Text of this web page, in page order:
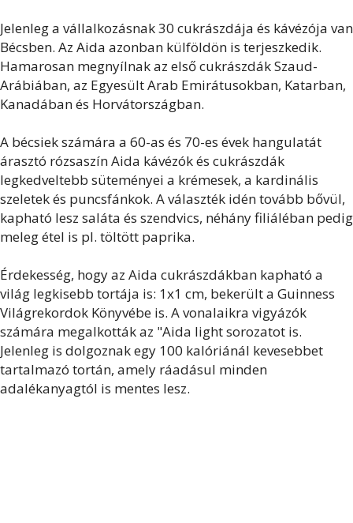
Jelenleg a vállalkozásnak 30 cukrászdája és kávézója van
Bécsben. Az Aida azonban külföldön is terjeszkedik.
Hamarosan megnyílnak az első cukrászdák Szaud-
Arábiában, az Egyesült Arab Emirátusokban, Katarban,
Kanadában és Horvátországban.
A bécsiek számára a 60-as és 70-es évek hangulatát
árasztó rózsaszín Aida kávézók és cukrászdák
legkedveltebb süteményei a krémesek, a kardinális
szeletek és puncsfánkok. A választék idén tovább bővül,
kapható lesz saláta és szendvics, néhány filiáléban pedig
meleg étel is pl. töltött paprika.
Érdekesség, hogy az Aida cukrászdákban kapható a
világ legkisebb tortája is: 1x1 cm, bekerült a Guinness
Világrekordok Könyvébe is. A vonalaikra vigyázók
számára megalkották az "Aida light sorozatot is.
Jelenleg is dolgoznak egy 100 kalóriánál kevesebbet
tartalmazó tortán, amely ráadásul minden
adalékanyagtól is mentes lesz.